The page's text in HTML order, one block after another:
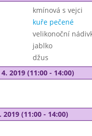
kmínová s vejci
kuře pečené
velikonoční
jablko
džus
2019 (11:00 - 14:00)
2019 (11:00 - 14:00)